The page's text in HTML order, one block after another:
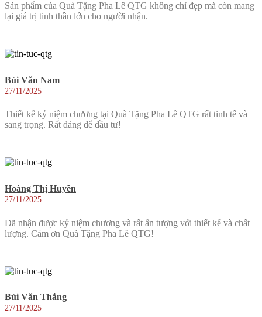
Sản phẩm của Quà Tặng Pha Lê QTG không chỉ đẹp mà còn mang
lại giá trị tinh thần lớn cho người nhận.
Bùi Văn Nam
27/11/2025
Thiết kế kỷ niệm chương tại Quà Tặng Pha Lê QTG rất tinh tế và
sang trọng. Rất đáng để đầu tư!
Hoàng Thị Huyền
27/11/2025
Đã nhận được kỷ niệm chương và rất ấn tượng với thiết kế và chất
lượng. Cảm ơn Quà Tặng Pha Lê QTG!
Bùi Văn Thắng
27/11/2025